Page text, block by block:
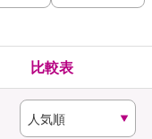
さま向け
比較表